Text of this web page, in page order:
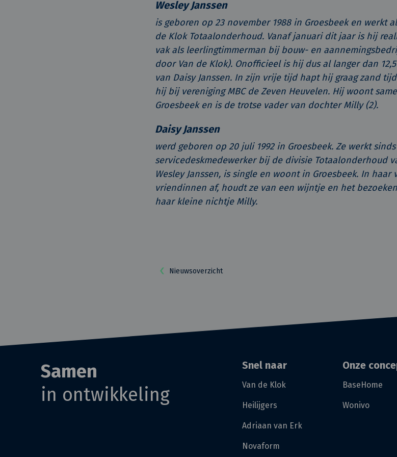
Wesley Janssen
is geboren op 23 november 1988 in Groesbeek en werkt
de Klok Totaalonderhoud. Vanaf januari dit jaar is hij
vak als leerlingtimmerman bij bouw- en
door Van de Klok). Onofficieel is hij dus al langer dan
van Daisy Janssen. In zijn vrije tijd hapt hij graag zand
hij bij vereniging MBC de Zeven Heuvelen. Hij woont
Groesbeek en is de trotse vader van dochter Milly (2).
Daisy Janssen
werd geboren op 20 juli 1992 in Groesbeek. Ze werkt sinds
servicedeskmedewerker bij de divisie Totaalonderhoud
Wesley Janssen, is single en woont in Groesbeek. In
vriendinnen af, houdt ze van een wijntje en het
haar kleine nichtje Milly.
Nieuwsoverzicht
Samen
in ontwikkeling
Snel naar
Van de Klok
Heilijgers
Adriaan van Erk
Novaform
Onze
BaseHome
Wonivo